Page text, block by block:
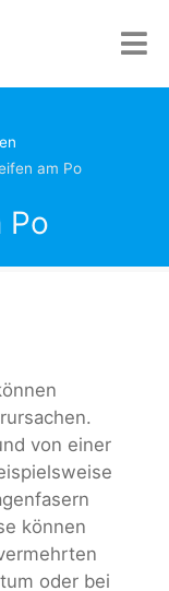
am Po
Po
von einer
können
oder bei